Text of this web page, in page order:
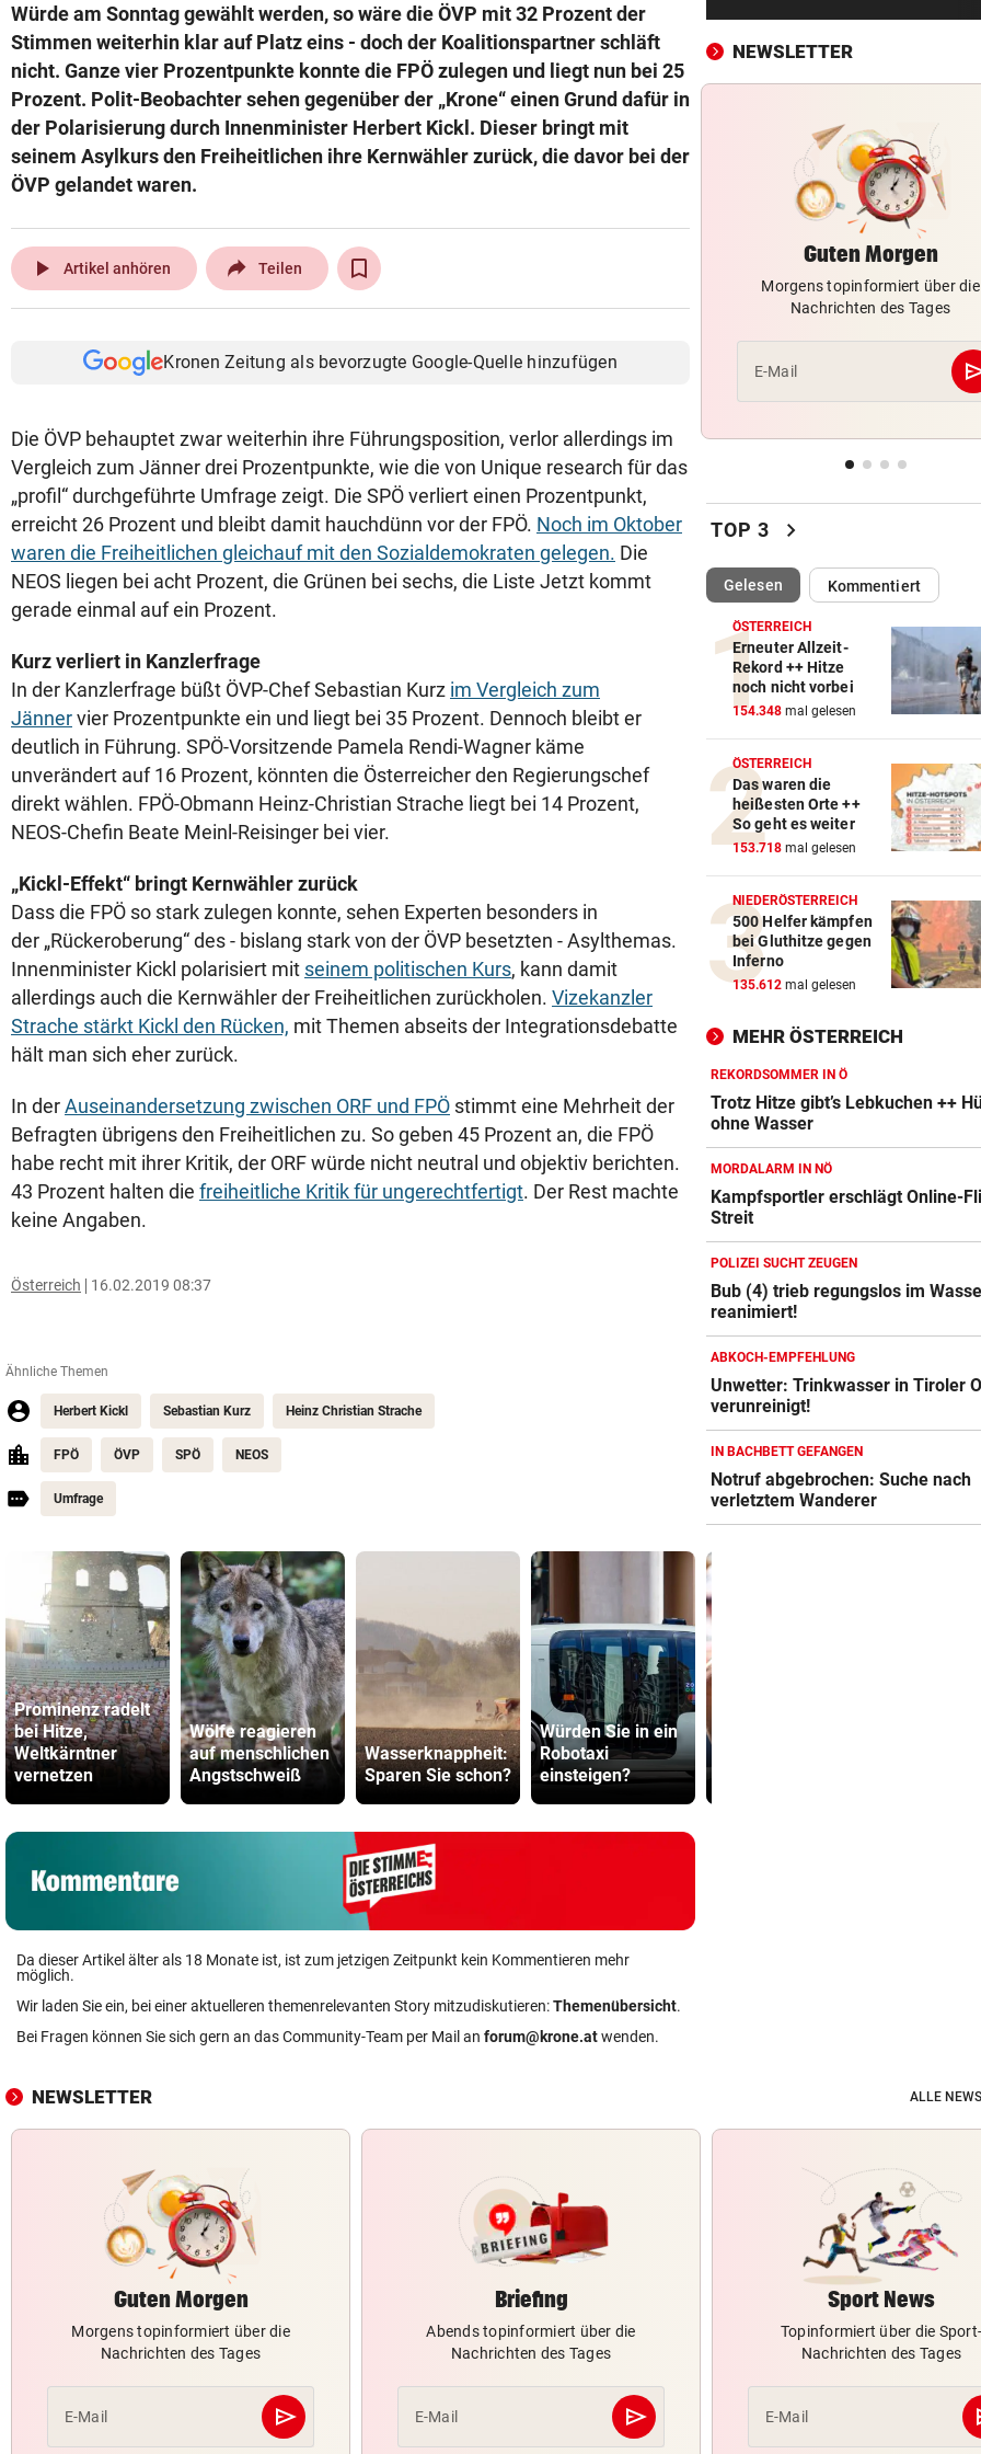
Würde am Sonntag gewählt werden, so wäre die ÖVP mit 32 Prozent der
Stimmen weiterhin klar auf Platz eins - doch der Koalitionspartner schläft
nicht. Ganze vier Prozentpunkte konnte die FPÖ zulegen und liegt nun bei 25
Prozent. Polit-Beobachter sehen gegenüber der „Krone“ einen Grund dafür in
der Polarisierung durch Innenminister Herbert Kickl. Dieser bringt mit
seinem Asylkurs den Freiheitlichen ihre Kernwähler zurück, die davor bei der
ÖVP gelandet waren.
play_arrow Artikel anhören Teilen
Kronen Zeitung als bevorzugte Google-Quelle hinzufügen
Die ÖVP behauptet zwar weiterhin ihre Führungsposition, verlor allerdings im
Vergleich zum Jänner drei Prozentpunkte, wie die von Unique research für das
„profil“ durchgeführte Umfrage zeigt. Die SPÖ verliert einen Prozentpunkt,
erreicht 26 Prozent und bleibt damit hauchdünn vor der FPÖ. Noch im Oktober
waren die Freiheitlichen gleichauf mit den Sozialdemokraten gelegen. Die
NEOS liegen bei acht Prozent, die Grünen bei sechs, die Liste Jetzt kommt
gerade einmal auf ein Prozent.
Kurz verliert in Kanzlerfrage
In der Kanzlerfrage büßt ÖVP-Chef Sebastian Kurz im Vergleich zum
Jännervier Prozentpunkte ein und liegt bei 35 Prozent. Dennoch bleibt er
deutlich in Führung. SPÖ-Vorsitzende Pamela Rendi-Wagner käme
unverändert auf 16 Prozent, könnten die Österreicher den Regierungschef
direkt wählen. FPÖ-Obmann Heinz-Christian Strache liegt bei 14 Prozent,
NEOS-Chefin Beate Meinl-Reisinger bei vier.
„Kickl-Effekt“ bringt Kernwähler zurück
Dass die FPÖ so stark zulegen konnte, sehen Experten besonders in
der „Rückeroberung“ des - bislang stark von der ÖVP besetzten - Asylthemas.
Innenminister Kickl polarisiert mit seinem politischen Kurs, kann damit
allerdings auch die Kernwähler der Freiheitlichen zurückholen. Vizekanzler
Strache stärkt Kickl den Rücken, mit Themen abseits der Integrationsdebatte
hält man sich eher zurück.
In derAuseinandersetzung zwischen ORF und FPÖ stimmt eine Mehrheit der
Befragten übrigens den Freiheitlichen zu. So geben 45 Prozent an, die FPÖ
habe recht mit ihrer Kritik, der ORF würde nicht neutral und objektiv berichten.
43 Prozent halten die freiheitliche Kritik für ungerechtfertigt. Der Rest machte
keine Angaben.
Österreich 16.02.2019 08:37
Ähnliche Themen
Herbert Kickl Sebastian Kurz Heinz Christian Strache
FPÖ ÖVP SPÖ NEOS
Umfrage
Prominenz radelt
bei Hitze,
Weltkärntner
vernetzen
Wölfe reagieren
auf menschlichen
Angstschweiß
Wasserknappheit:
Sparen Sie schon?
Würden Sie in ein
Robotaxi
einsteigen?
Da dieser Artikel älter als 18 Monate ist, ist zum jetzigen Zeitpunkt kein Kommentieren mehr
möglich.
Wir laden Sie ein, bei einer aktuelleren themenrelevanten Story mitzudiskutieren:Themenübersicht.
Bei Fragen können Sie sich gern an das Community-Team per Mail an forum@krone.atwenden.
Das ist bisher über die
Sprengstoff-Drohne bekannt
JAHRELANG GEJAGT vor
„Nine Lives“ erlegt
EU IST ALARMIERT vor
Russische Kanäle haben
Krise verstärkt
ÜBERRASCHENDER DÄMPFER vor
Zverev schimpft nach Aus:
schlechteste Match“
vor
Wasser – reanimiert!
Tollpatschiger Räuber muss
sieben Jahre absitzen
ABKOCH-EMPFEHLUNG
Unwetter: Trinkwasser in
Ort verunreinigt!
„WUT UND VERBITTERUNG“ vor
Lebenslange Haft nach
Anschlag in München
RÜCKSCHLAG FÜR ÖSV-ASS vor
Sturz von Lamparter: Jetzt
Diagnose da!
IN BACHBETT GEFANGEN
Notruf abgebrochen: Suche
verletztem Wanderer
ABREISE AUS SAALFELDEN vor
RB-Star verabschiedet sich:
Rekorddeal steht bevor
EIN STÜRMER FEHLT vor
Was die Austria heute in
Rumänien erwartet
EIN KLUB MACHT ERNST vor 3
Sabitzer heiß begehrt – wird
zum Knackpunkt?
NEWSLETTER
Guten Morgen
Morgens topinformiert über die
Nachrichten des Tages
E-Mail
TOP 3 chevron_right
Gelesen(ausgewählt)Kommentiert
ÖSTERREICH
Erneuter Allzeit-
Rekord ++ Hitze
noch nicht vorbei
154.348 mal gelesen
ÖSTERREICH
Das waren die
heißesten Orte ++
So geht es weiter
153.718 mal gelesen
NIEDERÖSTERREICH
500 Helfer kämpfen
bei Gluthitze gegen
Inferno
135.612 mal gelesen
MEHR ÖSTERREICH
REKORDSOMMER IN Ö
Trotz Hitze gibt’s Lebkuchen ++
ohne Wasser
MORDALARM IN NÖ
Kampfsportler erschlägt Online-
Streit
POLIZEI SUCHT ZEUGEN
Bub (4) trieb regungslos im
reanimiert!
ABKOCH-EMPFEHLUNG
Unwetter: Trinkwasser in Tiroler
verunreinigt!
IN BACHBETT GEFANGEN
Notruf abgebrochen: Suche nach
verletztem Wanderer
NEWSLETTER ALLE
Guten Morgen
Morgens topinformiert über die
Nachrichten des Tages
E-Mail send
Abschicken
Briefing
Abends topinformiert über die
Nachrichten des Tages
E-Mail send
Abschicken
Sport News
Topinformiert über die Sport-
Nachrichten des Tages
E-Mail